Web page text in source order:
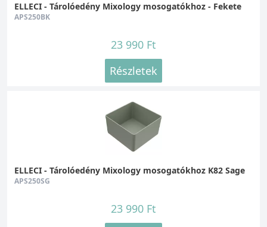
ELLECI - Tárolóedény Mixology mosogatókhoz - Fekete
APS250BK
23 990 Ft
Részletek
ELLECI - Tárolóedény Mixology mosogatókhoz K82 Sage
APS250SG
23 990 Ft